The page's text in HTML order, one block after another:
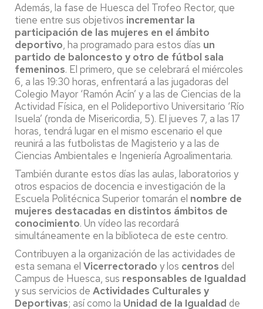
Además, la fase de Huesca del Trofeo Rector, que
tiene entre sus objetivos incrementar la
participación de las mujeres en el ámbito
deportivo, ha programado para estos días un
partido de baloncesto y otro de fútbol sala
femeninos. El primero, que se celebrará el miércoles
6, a las 19:30 horas, enfrentará a las jugadoras del
Colegio Mayor ‘Ramón Acín’ y a las de Ciencias de la
Actividad Física, en el Polideportivo Universitario ‘Río
Isuela’ (ronda de Misericordia, 5). El jueves 7, a las 17
horas, tendrá lugar en el mismo escenario el que
reunirá a las futbolistas de Magisterio y a las de
Ciencias Ambientales e Ingeniería Agroalimentaria.
También durante estos días las aulas, laboratorios y
otros espacios de docencia e investigación de la
Escuela Politécnica Superior tomarán el nombre de
mujeres destacadas en distintos ámbitos de
conocimiento. Un vídeo las recordará
simultáneamente en la biblioteca de este centro.
Contribuyen a la organización de las actividades de
esta semana el Vicerrectorado y los centros del
Campus de Huesca, sus responsables de Igualdad
y sus servicios de Actividades Culturales y
Deportivas; así como la Unidad de la Igualdad de